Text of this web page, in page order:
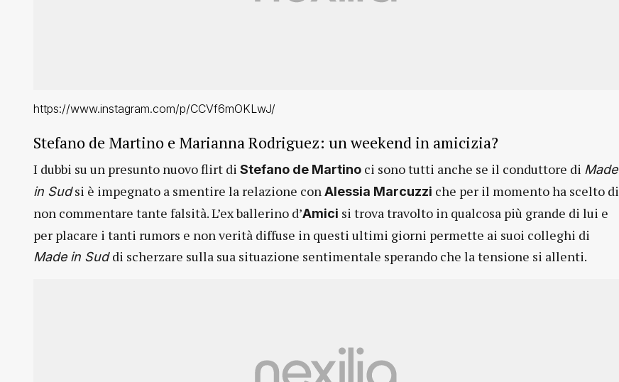
https://www.instagram.com/p/CCVf6mOKLwJ/
Stefano de Martino e Marianna Rodriguez: un weekend in amicizia?
I dubbi su un presunto nuovo flirt di Stefano de Martino ci sono tutti anche se il conduttore di Made
in Sudsi è impegnato a smentire la relazione conAlessia Marcuzzi che per il momento ha scelto di
non commentare tante falsità. L’ex ballerino d’Amici si trova travolto in qualcosa più grande di lui e
per placare i tanti rumors e non verità diffuse in questi ultimi giorni permette ai suoi colleghi di
Made in Suddi scherzare sulla sua situazione sentimentale sperando che la tensione si allenti.